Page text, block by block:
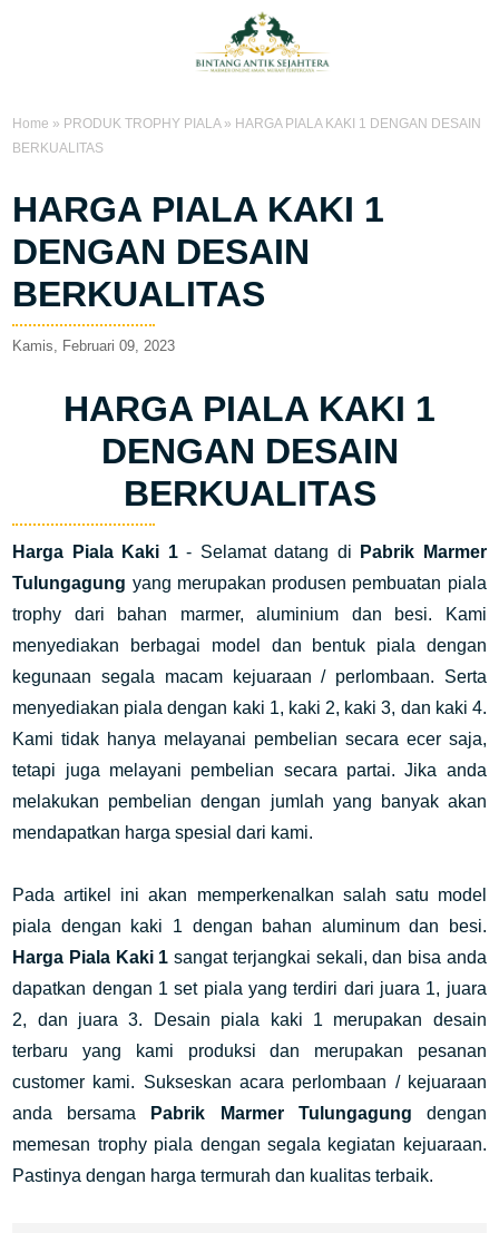
Home » PRODUK TROPHY PIALA» HARGA PIALA KAKI 1 DENGAN DESAIN
BERKUALITAS
HARGA PIALA KAKI 1
DENGAN DESAIN
BERKUALITAS
Kamis, Februari 09, 2023
HARGA PIALA KAKI 1
DENGAN DESAIN
BERKUALITAS
Harga Piala Kaki 1- Selamat datang di
Pabrik Marmer
Tulungagung yang merupakan produsen pembuatan piala
trophy dari bahan marmer, aluminium dan besi. Kami
menyediakan berbagai model dan bentuk piala dengan
kegunaan segala macam kejuaraan / perlombaan. Serta
menyediakan piala dengan kaki 1, kaki 2, kaki 3, dan kaki 4.
Kami tidak hanya melayanai pembelian secara ecer saja,
tetapi juga melayani pembelian secara partai. Jika anda
melakukan pembelian dengan jumlah yang banyak akan
mendapatkan harga spesial dari kami.
Pada artikel ini akan memperkenalkan salah satu model
piala dengan kaki 1 dengan bahan aluminum dan besi.
Harga Piala Kaki 1 sangat terjangkai sekali, dan bisa anda
dapatkan dengan 1 set piala yang terdiri dari juara 1, juara
2, dan juara 3. Desain piala kaki 1 merupakan desain
terbaru yang kami produksi dan merupakan pesanan
customer kami. Sukseskan acara perlombaan / kejuaraan
anda bersama
Pabrik Marmer Tulungagung dengan
memesan trophy piala dengan segala kegiatan kejuaraan.
Pastinya dengan harga termurah dan kualitas terbaik.